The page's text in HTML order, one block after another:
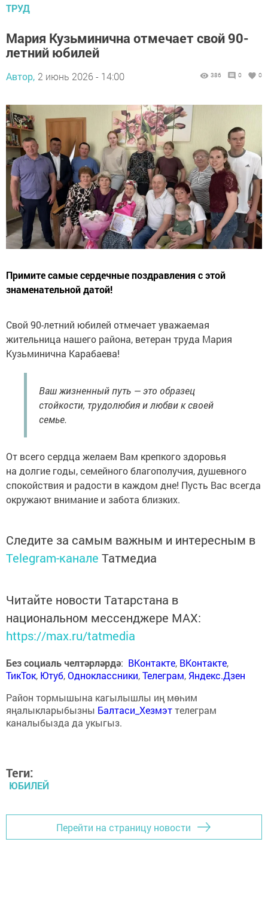
ТРУД
Мария Кузьминична отмечает свой 90-
летний юбилей
Автор, 2 июнь 2026 - 14:00 386 0 0
Примите самые сердечные поздравления с этой
знаменательной датой!
Свой 90-летний юбилей отмечает уважаемая
жительница нашего района, ветеран труда Мария
Кузьминична Карабаева!
Ваш жизненный путь — это образец
стойкости, трудолюбия и любви к своей
семье.
От всего сердца желаем Вам крепкого здоровья
на долгие годы, семейного благополучия, душевного
спокойствия и радости в каждом дне! Пусть Вас всегда
окружают внимание и забота близких.
Следите за самым важным и интересным в
Telegram-канале Татмедиа
Читайте новости Татарстана в
национальном мессенджере MАХ:
https://max.ru/tatmedia
Без социаль челтәрләрдә: ВКонтакте, ВКонтакте,
ТикТок, Ютуб,Одноклассники,Телеграм, Яндекс.Дзен
Район тормышына кагылышлы иң мөһим
яңалыкларыбызны Балтаси_Хезмэттелеграм
каналыбызда да укыгыз.
Теги:
ЮБИЛЕЙ
Перейти на страницу новости